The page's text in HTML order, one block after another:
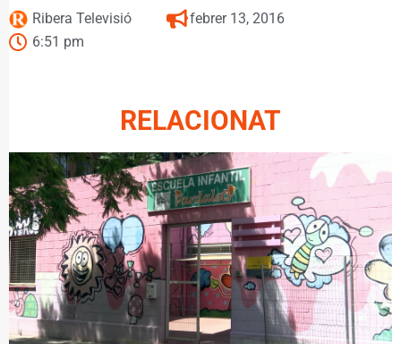
Ribera Televisió
febrer 13, 2016
6:51 pm
RELACIONAT